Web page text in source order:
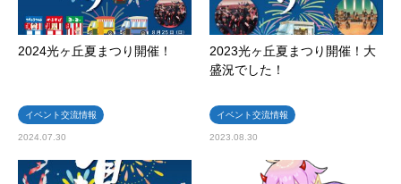
2024光ヶ丘夏まつり開催！
イベント交流情報
2024.07.30
2023光ヶ丘夏まつり開催！大
盛況でした！
イベント交流情報
2023.08.30